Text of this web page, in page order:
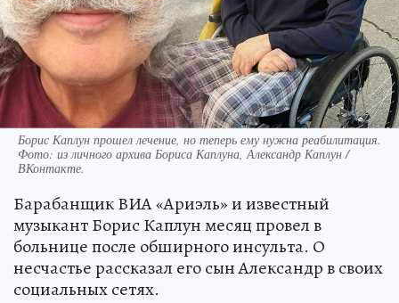
Борис Каплун прошел лечение, но теперь ему нужна реабилитация.
Фото: из личного архива Бориса Каплуна, Александр Каплун /
ВКонтакте.
Барабанщик ВИА «Ариэль» и известный
музыкант Борис Каплун месяц провел в
больнице после обширного инсульта. О
несчастье рассказал его сын Александр в своих
социальных сетях.